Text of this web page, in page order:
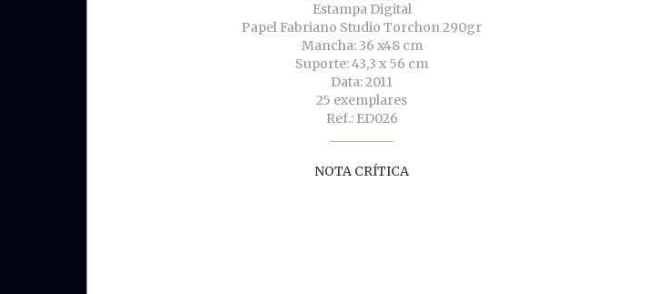
Estampa Digital
Papel Fabriano Studio Torchon 290gr
Mancha: 36 x48 cm
Suporte: 43,3 x 56 cm
Data: 2011
25 exemplares
Ref.: ED026
NOTA CRÍTICA